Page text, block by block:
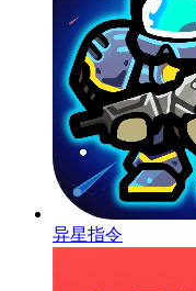
异星指令